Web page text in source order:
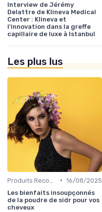
Interview de Jérémy
Delattre de Klineva Medical
Center : Klineva et
l'innovation dans la greffe
capillaire de luxe à Istanbul
Les plus lus
• 16/08/2025
Les bienfaits insoupçonnés
de la poudre de sidr pour vos
cheveux